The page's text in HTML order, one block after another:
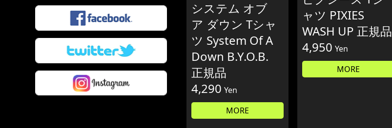
システム オブ
ア ダウン Tシャ
ツ System Of A
Down B.Y.O.B.
正規品
4,290 Yen
MORE
ャツ PIXIES
WASH UP 正規品
4,950 Yen
MORE